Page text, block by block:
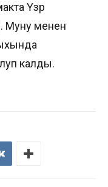
Үзүр
Муну менен
калды.